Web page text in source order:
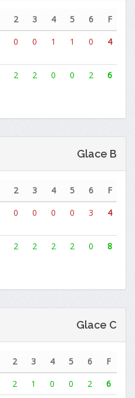
2 3 4 5 6
F
0 0 1 1 0 4
2 2 0 0 2 6
Glace B
2 3 4 5 6
F
0 0 0 0 3 4
2 2 2 2 0 8
Glace C
2 3 4 5 6
F
2 1 0 0 2
6